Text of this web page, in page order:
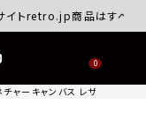
retro.jp商品はすべて正規
0
ャーキャンバス レザー リュッ